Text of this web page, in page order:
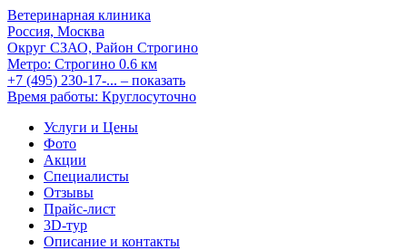
Ветеринарная клиника
Россия, Москва
Округ СЗАО, Район Строгино
Метро: Строгино 0.6 км
+7 (495) 230-17-... – показать
Время работы: Круглосуточно
Услуги и Цены
Фото
Акции
Специалисты
Отзывы
Прайс-лист
3D-тур
Описание и контакты